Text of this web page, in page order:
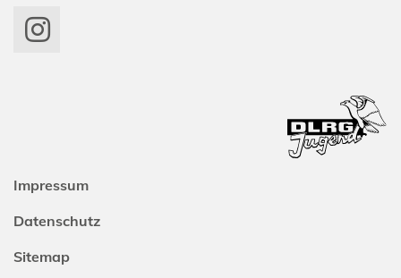
Impressum
Datenschutz
Sitemap